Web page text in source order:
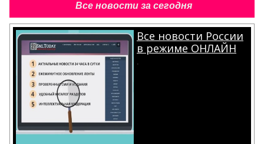
Все новости за сегодня
Все новости России
в режиме ОНЛАЙН
.